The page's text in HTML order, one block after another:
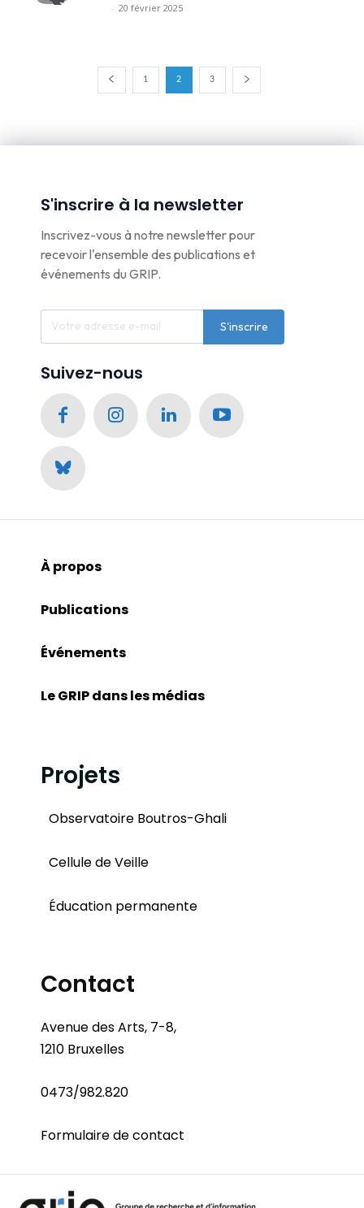
- 20 février 2025
1 2 3
S'inscrire à la newsletter
Inscrivez-vous à notre newsletter pour
recevoir l'ensemble des publications et
événements du GRIP.
S'inscrire
Suivez-nous
À propos
Publications
Événements
Le GRIP dans les médias
Projets
Observatoire Boutros-Ghali
Cellule de Veille
Éducation permanente
Contact
Avenue des Arts, 7-8,
1210 Bruxelles
0473/982.820
Formulaire de contact